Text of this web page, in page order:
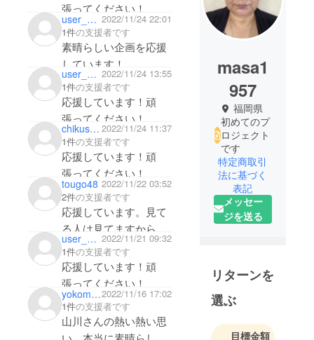
張ってください！
user_a4c5f581ae74 2022/11/24 22:01
1件の支援者です
素晴らしい企画を応援
しています！
頑張ってください！
user_9296672b56b4 2022/11/24 13:55
1件の支援者です
応援しています！頑
張ってください！
chikushinoproject 2022/11/24 11:37
1件の支援者です
応援しています！頑
張ってください！
tougo48 2022/11/22 03:52
2件の支援者です
応援しています。見て
る人は見てますから
私にも協力できること
あったらしますね🤭
user_da3fbc108b34 2022/11/21 09:32
1件の支援者です
応援しています！頑
張ってください！
yokom12512271282022/11/16 17:02
1件の支援者です
山川さんの熱い熱い思
masa1
957
福岡県
初めてのプ
ロジェクト
です
特定商取引
法に基づく
表記
メッセー
ジを送る
リターンを
選ぶ
目標金額